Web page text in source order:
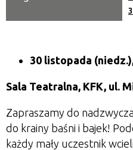
30 listopada
Sala Teatralna, KFK, ul.
Zapraszamy do
do krainy baśni i bajek!
każdy mały uczestnik